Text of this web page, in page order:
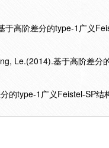
于高阶差分的type-1广义
Le.(2014).基于高阶差分
的type-1广义Feistel-SP结